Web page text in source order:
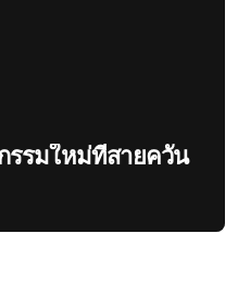
รรมใหม่ที่สายควัน